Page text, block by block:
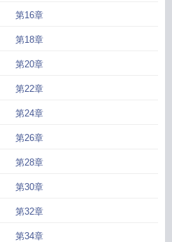
第16章
第18章
第20章
第22章
第24章
第26章
第28章
第30章
第32章
第34章